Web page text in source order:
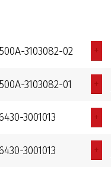
500A-3103082-02 +
500A-3103082-01 +
3001013 +
3001013 +